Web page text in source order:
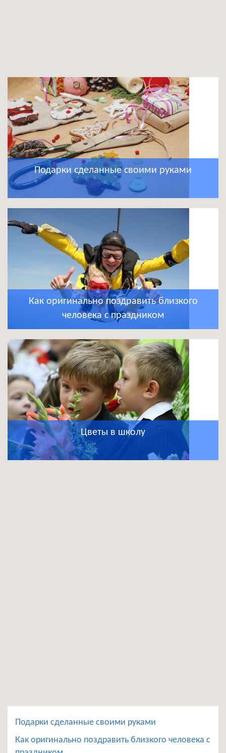
Подарки сделанные своими руками
Как оригинально поздравить близкого
человека с праздником
Цветы в школу
Подарки сделанные своими руками
Как оригинально поздравить близкого человека с